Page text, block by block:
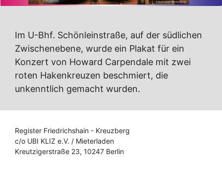
Im U-Bhf. Schönleinstraße, auf der südlichen
Zwischenebene, wurde ein Plakat für ein
Konzert von Howard Carpendale mit zwei
roten Hakenkreuzen beschmiert, die
unkenntlich gemacht wurden.
Register Friedrichshain - Kreuzberg
c/o UBI KLIZ e.V. / Mieterladen
Kreutzigerstraße 23, 10247 Berlin